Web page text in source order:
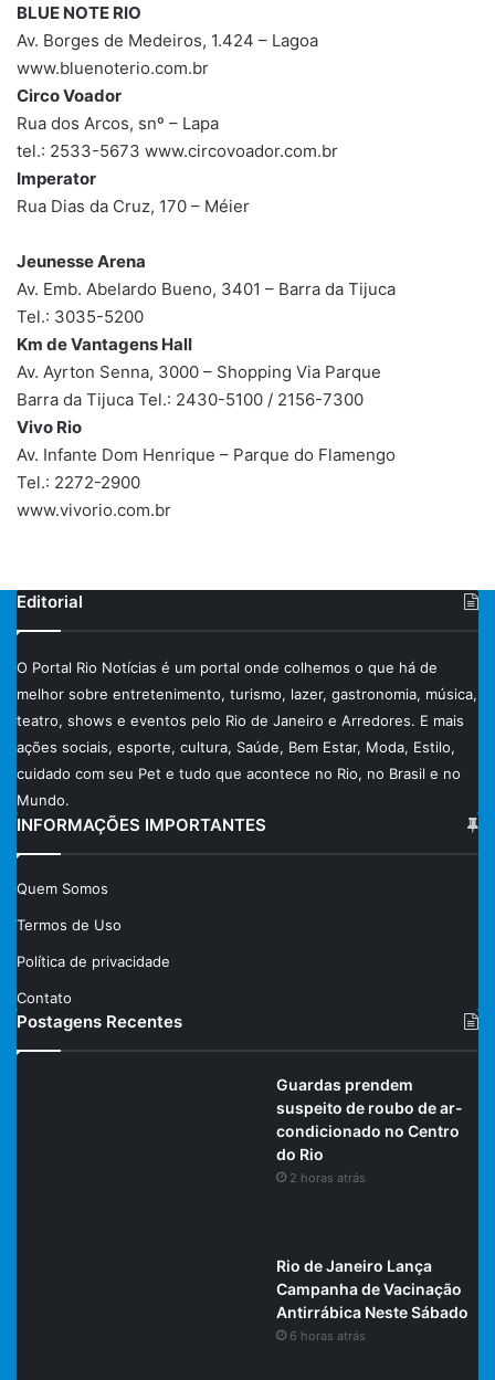
BLUE NOTE RIO
Av. Borges de Medeiros, 1.424 – Lagoa
www.bluenoterio.com.br
Circo Voador
Rua dos Arcos, snº – Lapa
tel.: 2533-5673 www.circovoador.com.br
Imperator
Rua Dias da Cruz, 170 – Méier
Jeunesse Arena
Av. Emb. Abelardo Bueno, 3401 – Barra da Tijuca
Tel.: 3035-5200
Km de Vantagens Hall
Av. Ayrton Senna, 3000 – Shopping Via Parque
Barra da Tijuca Tel.: 2430-5100 / 2156-7300
Vivo Rio
Av. Infante Dom Henrique – Parque do Flamengo
Tel.: 2272-2900
www.vivorio.com.br
Editorial
O Portal Rio Notícias é um portal onde colhemos o que há de
melhor sobre entretenimento, turismo, lazer, gastronomia, música,
teatro, shows e eventos pelo Rio de Janeiro e Arredores. E mais
ações sociais, esporte, cultura, Saúde, Bem Estar, Moda, Estilo,
cuidado com seu Pet e tudo que acontece no Rio, no Brasil e no
Mundo.
INFORMAÇÕES IMPORTANTES
Quem Somos
Termos de Uso
Política de privacidade
Contato
Postagens Recentes
Guardas prendem
suspeito de roubo de ar-
condicionado no Centro
do Rio
2 horas atrás
Rio de Janeiro Lança
Campanha de Vacinação
Antirrábica Neste Sábado
6 horas atrás